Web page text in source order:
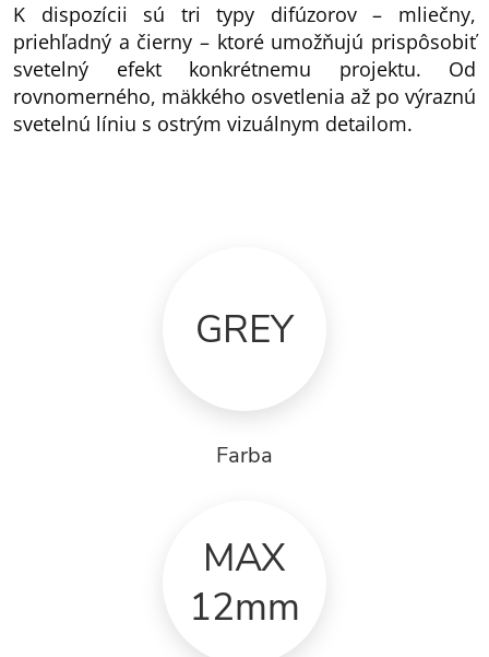
K dispozícii sú tri typy difúzorov – mliečny,
priehľadný a čierny – ktoré umožňujú prispôsobiť
svetelný efekt konkrétnemu projektu. Od
rovnomerného, mäkkého osvetlenia až po výraznú
svetelnú líniu s ostrým vizuálnym detailom.
GREY
Farba
MAX
12mm